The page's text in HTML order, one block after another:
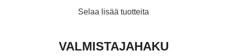
Selaa lisää tuotteita
VALMISTAJAHAKU